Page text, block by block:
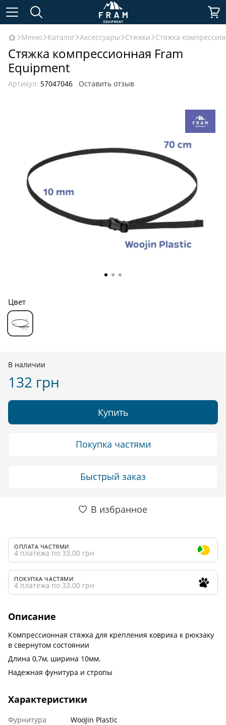
Меню Каталог Аксессуары Стяжки Стяжка
Стяжка компрессионная Fram
Equipment
Артикул: 57047046 Оставить отзыв
Цвет
В наличии
132 грн
Купить
Покупка частями
Быстрый заказ
В избранное
ОПЛАТА ЧАСТЯМИ
4 платежа по 33.00 грн
ПОКУПКА ЧАСТЯМИ
4 платежа по 33.00 грн
Описание
Компрессионная стяжка для крепления коврика к рюкзаку
в свернутом состоянии
Длина 0,7м, ширина 10мм.
Надежная фунитура и стропы
Характеристики
Фурнитура
WooJin Plastic